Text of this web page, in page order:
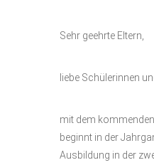
Sehr geehrte Eltern,
liebe Schülerinnen
mit dem
beginnt in der
Ausbildung in der